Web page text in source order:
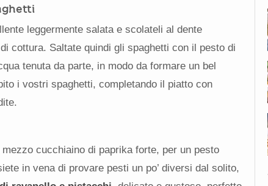
leggermente salata e scolateli al dente
cottura. Saltate quindi gli spaghetti con il pesto di
tenuta da parte, in modo da formare un bel
i vostri spaghetti, completando il piatto con
cucchiaino di paprika forte, per un pesto
in vena di provare pesti un po’ diversi dal solito,